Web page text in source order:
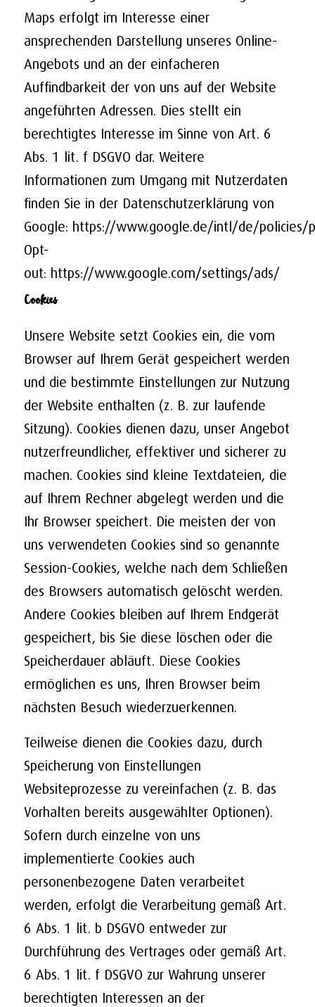
Maps erfolgt im Interesse einer
ansprechenden Darstellung unseres Online-
Angebots und an der einfacheren
Auffindbarkeit der von uns auf der Website
angeführten Adressen. Dies stellt ein
berechtigtes Interesse im Sinne von Art. 6
Abs. 1 lit. f DSGVO dar. Weitere
Informationen zum Umgang mit Nutzerdaten
finden Sie in der Datenschutzerklärung von
Google: https://www.google.de/intl/de/policies/
Opt-
out: https://www.google.com/settings/ads/
Cookies
Unsere Website setzt Cookies ein, die vom
Browser auf Ihrem Gerät gespeichert werden
und die bestimmte Einstellungen zur Nutzung
der Website enthalten (z. B. zur laufende
Sitzung). Cookies dienen dazu, unser Angebot
nutzerfreundlicher, effektiver und sicherer zu
machen. Cookies sind kleine Textdateien, die
auf Ihrem Rechner abgelegt werden und die
Ihr Browser speichert. Die meisten der von
uns verwendeten Cookies sind so genannte
Session-Cookies, welche nach dem Schließen
des Browsers automatisch gelöscht werden.
Andere Cookies bleiben auf Ihrem Endgerät
gespeichert, bis Sie diese löschen oder die
Speicherdauer abläuft. Diese Cookies
ermöglichen es uns, Ihren Browser beim
nächsten Besuch wiederzuerkennen.
Teilweise dienen die Cookies dazu, durch
Speicherung von Einstellungen
Websiteprozesse zu vereinfachen (z. B. das
Vorhalten bereits ausgewählter Optionen).
Sofern durch einzelne von uns
implementierte Cookies auch
personenbezogene Daten verarbeitet
werden, erfolgt die Verarbeitung gemäß Art.
6 Abs. 1 lit. b DSGVO entweder zur
Durchführung des Vertrages oder gemäß Art.
6 Abs. 1 lit. f DSGVO zur Wahrung unserer
berechtigten Interessen an der